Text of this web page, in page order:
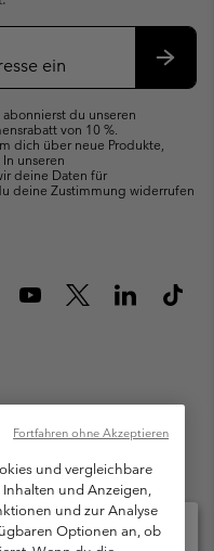
du unseren
von 10 %.
dich über neue Produkte,
unseren
deine Daten für
deine Zustimmung widerrufen
Moosfeldstraße 1, 5101
Garantie
und vergleichbare
und Anzeigen,
und zur Analyse
Optionen an, ob
Fortfahren ohne Akzeptieren